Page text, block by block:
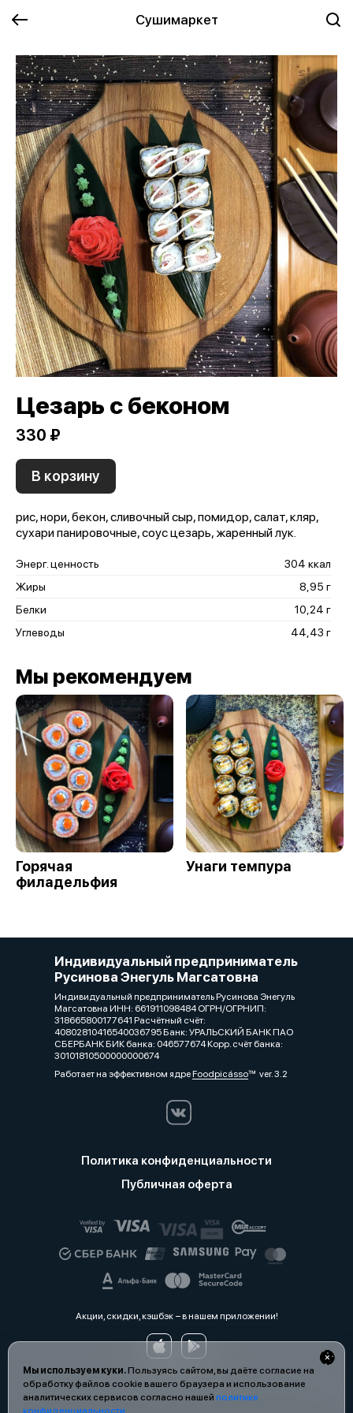
Сушимаркет
Мы используем куки.Пользуясь сайтом, вы даёте согласие на
обработку файлов cookie вашего браузера и использование
аналитических сервисов согласно нашей политике
конфиденциальности
Цезарь с беконом
330 ₽
В корзину
рис, нори, бекон, сливочный сыр, помидор, салат, кляр,
сухари панировочные, соус цезарь, жаренный лук.
Энерг. ценность
304 ккал
Жиры
8,95 г
Белки
10,24 г
Углеводы
44,43 г
Мы рекомендуем
Горячая
филадельфия
Унаги темпура
Индивидуальный предприниматель
Русинова Энегуль Магсатовна
Индивидуальный предприниматель Русинова Энегуль
Магсатовна ИНН: 661911098484 ОГРН/ОГРНИП:
318665800177641 Расчётный счёт:
40802810416540036795 Банк: УРАЛЬСКИЙ БАНК ПАО
СБЕРБАНК БИК банка: 046577674 Корр. счёт банка:
30101810500000000674
Работает на эффективном ядреFoodpicássover. 3.2
Политика конфиденциальности
Публичная оферта
Акции, скидки, кэшбэк − в нашем приложении!